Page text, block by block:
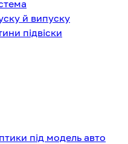
й випуску
підвіски
під модель авто